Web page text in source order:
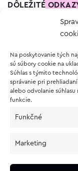
Na poskytovanie tých
sú súbory cookie na
Súhlas s týmito
správanie pri
alebo odvolanie
funkcie.
Funkčné
Marketing
DÔLEŽITÉ
Vernostný program
O NÁKUPE
Vrátenie a reklamácia